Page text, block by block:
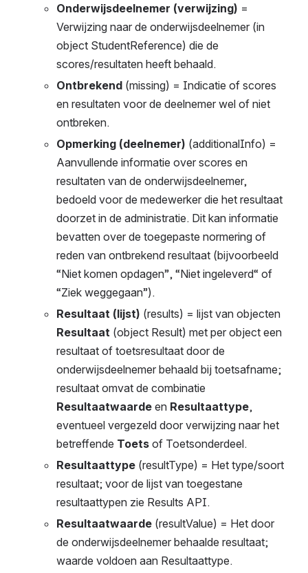
Onderwijsdeelnemer (verwijzing) =
Verwijzing naar de onderwijsdeelnemer (in
object StudentReference) die de
scores/resultaten heeft behaald.
Ontbrekend (missing) = Indicatie of scores
en resultaten voor de deelnemer wel of niet
ontbreken.
Opmerking (deelnemer) (additionalInfo) =
Aanvullende informatie over scores en
resultaten van de onderwijsdeelnemer,
bedoeld voor de medewerker die het resultaat
doorzet in de administratie. Dit kan informatie
bevatten over de toegepaste normering of
reden van ontbrekend resultaat (bijvoorbeeld
“Niet komen opdagen”, “Niet ingeleverd“ of
“Ziek weggegaan”).
Resultaat (lijst)
Resultaat (object Result) met per object een
resultaat of toetsresultaat door de
onderwijsdeelnemer behaald bij toetsafname;
Resultaatwaarde en Resultaattype,
eventueel vergezeld door verwijzing naar het
betreffende Toets of Toetsonderdeel.
Resultaattype (resultType) = Het type/soort
resultaat; voor de lijst van toegestane
resultaattypen zie Results API.
Resultaatwaarde (resultValue) = Het door
de onderwijsdeelnemer behaalde resultaat;
waarde voldoen aan Resultaattype.